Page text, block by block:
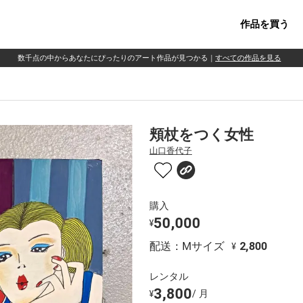
作品を買う
数千点の中からあなたにぴったりのアート作品が見つかる すべての作品を見る
頬杖をつく女性
山口香代子
購入
¥50,000
配送：Mサイズ ¥ 2,800
レンタル
¥3,800/ 月